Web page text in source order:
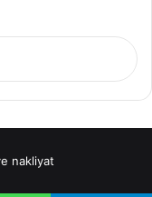
nakliyat